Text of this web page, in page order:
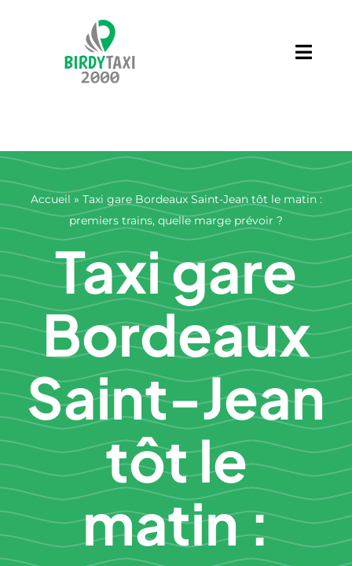
Contact
Blog
Accueil » Taxi gare Bordeaux Saint-Jean tôt le matin :
premiers trains, quelle marge prévoir ?
Taxi gare
Bordeaux
Saint-Jean
tôt le
matin :